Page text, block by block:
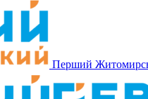
Перший